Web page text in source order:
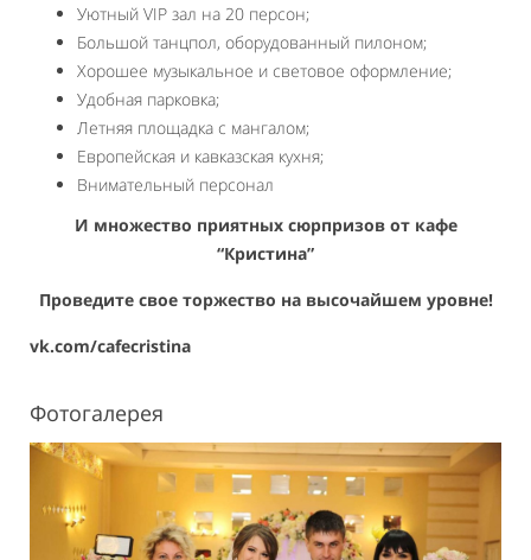
Уютный VIP зал на 20 персон;
Большой танцпол, оборудованный пилоном;
Хорошее музыкальное и световое оформление;
Удобная парковка;
Летняя площадка с мангалом;
Европейская и кавказская кухня;
Внимательный персонал
И множество приятных сюрпризов от кафе
“Кристина”
Проведите свое торжество на высочайшем уровне!
vk.com/cafecristina
Фотогалерея